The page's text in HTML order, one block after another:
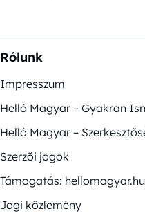
Rólunk
Impresszum
Helló Magyar – Gyakran
Helló Magyar –
Szerzői jogok
Támogatás: hellomagyar.hu
Jogi közlemény